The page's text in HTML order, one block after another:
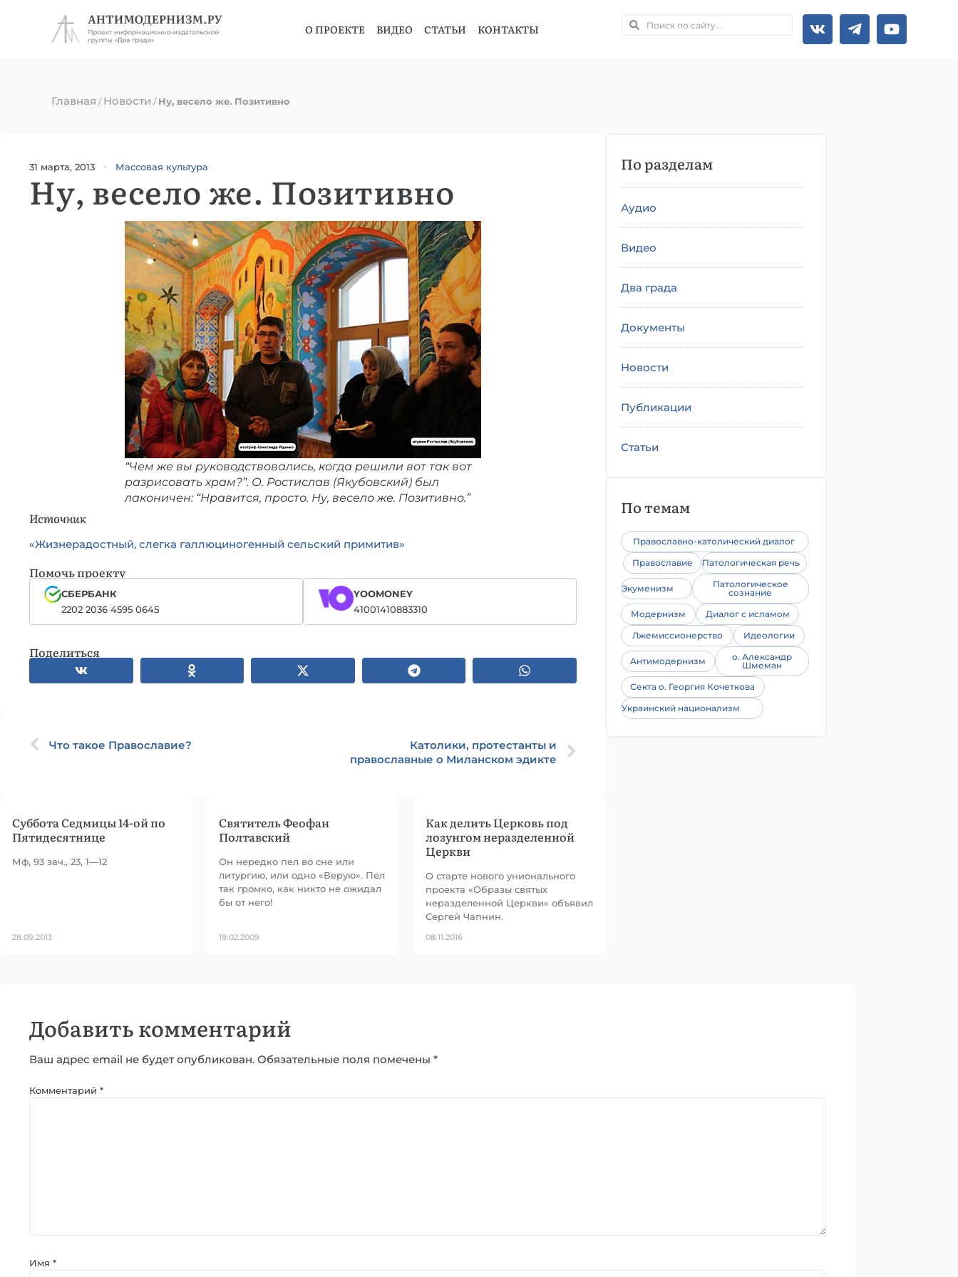
О ПРОЕКТЕ ВИДЕО СТАТЬИ КОНТАКТЫ
Главная /Новости /Ну, весело же. Позитивно
31 марта, 2013 Массовая культура
Ну, весело же. Позитивно
“Чем же вы руководствовались, когда решили вот так вот
разрисовать храм?”. О. Ростислав (Якубовский) был
лаконичен: “Нравится, просто. Ну, весело же. Позитивно.”
Источник
«Жизнерадостный, слегка галлюциногенный сельский примитив»
Помочь проекту
СБЕРБАНК
2202 2036 4595 0645
YOOMONEY
41001410883310
Поделиться
Что такое Православие?
Католики, протестанты и
православные о Миланском эдикте
Суббота Седмицы 14-ой по
Пятидесятнице
Мф, 93 зач., 23, 1—12
28.09.2013
Святитель Феофан
Полтавский
Он нередко пел во сне или
литургию, или одно «Верую». Пел
так громко, как никто не ожидал
бы от него!
19.02.2009
Как делить Церковь под
лозунгом неразделенной
Церкви
О старте нового унионального
проекта «Образы святых
неразделенной Церкви» объявил
Сергей Чапнин.
08.11.2016
По разделам
Аудио
Видео
Два града
Документы
Новости
Публикации
Статьи
По темам
Православно-католический диалог
Православие
Патологическая речь
Экуменизм
Патологическое
сознание
Модернизм
Диалог с исламом
Лжемиссионерство
Идеологии
Антимодернизм
о. Александр
Шмеман
Секта о. Георгия Кочеткова
Украинский национализм
Добавить комментарий
Ваш адрес email не будет опубликован. Обязательные поля помечены *
Комментарий *
Имя *